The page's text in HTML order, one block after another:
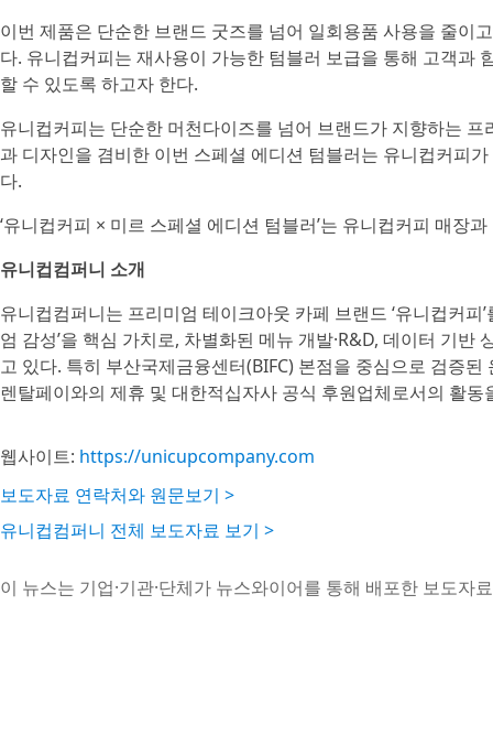
이번 제품은 단순한 브랜드 굿즈를 넘어 일회용품 사용을 줄이
다. 유니컵커피는 재사용이 가능한 텀블러 보급을 통해 고객과
할 수 있도록 하고자 한다.
유니컵커피는 단순한 머천다이즈를 넘어 브랜드가 지향하는
과 디자인을 겸비한 이번 스페셜 에디션 텀블러는 유니컵커피
다.
‘유니컵커피 × 미르 스페셜 에디션 텀블러’는 유니컵커피 매장
유니컵컴퍼니 소개
유니컵컴퍼니는 프리미엄 테이크아웃 카페 브랜드 ‘유니컵커
엄 감성’을 핵심 가치로, 차별화된 메뉴 개발·R&D, 데이터 기
고 있다. 특히 부산국제금융센터(BIFC) 본점을 중심으로 검증
렌탈페이와의 제휴 및 대한적십자사 공식 후원업체로서의 활
웹사이트: https://unicupcompany.com
보도자료 연락처와 원문보기 >
유니컵컴퍼니 전체 보도자료 보기 >
이 뉴스는 기업·기관·단체가 뉴스와이어를 통해 배포한 보도자